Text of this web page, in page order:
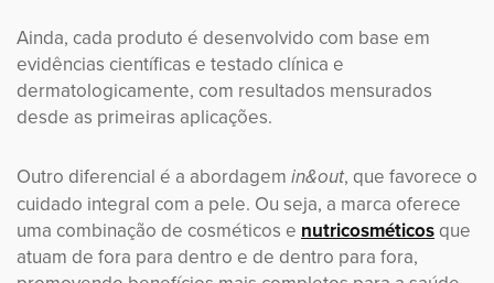
Ainda, cada produto é desenvolvido com base em
evidências científicas e testado clínica e
dermatologicamente, com resultados mensurados
desde as primeiras aplicações.
Outro diferencial é a abordagem in&out, que favorece o
cuidado integral com a pele. Ou seja, a marca oferece
uma combinação de cosméticos e nutricosméticosque
atuam de fora para dentro e de dentro para fora,